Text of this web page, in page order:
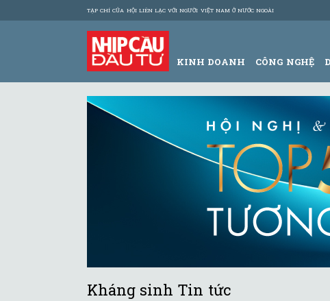
TẠP CHÍ CỦA HỘI LIÊN LẠC VỚI NGƯỜI VIỆT NAM Ở NƯỚC NGOÀI
KINH DOANH CÔNG NGHỆ
Kháng sinh Tin tức